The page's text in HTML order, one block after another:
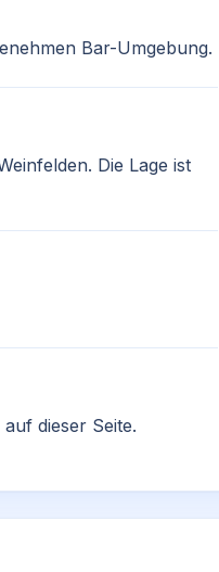
Bar-Umgebung.
Die Lage ist
dieser Seite.